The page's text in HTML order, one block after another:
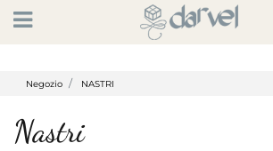
Open
Negozio NASTRI
Nastri